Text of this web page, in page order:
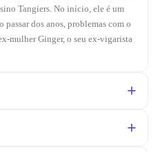
Tangiers. No início, ele é um
passar dos anos, problemas com o
mulher Ginger, o seu ex-vigarista